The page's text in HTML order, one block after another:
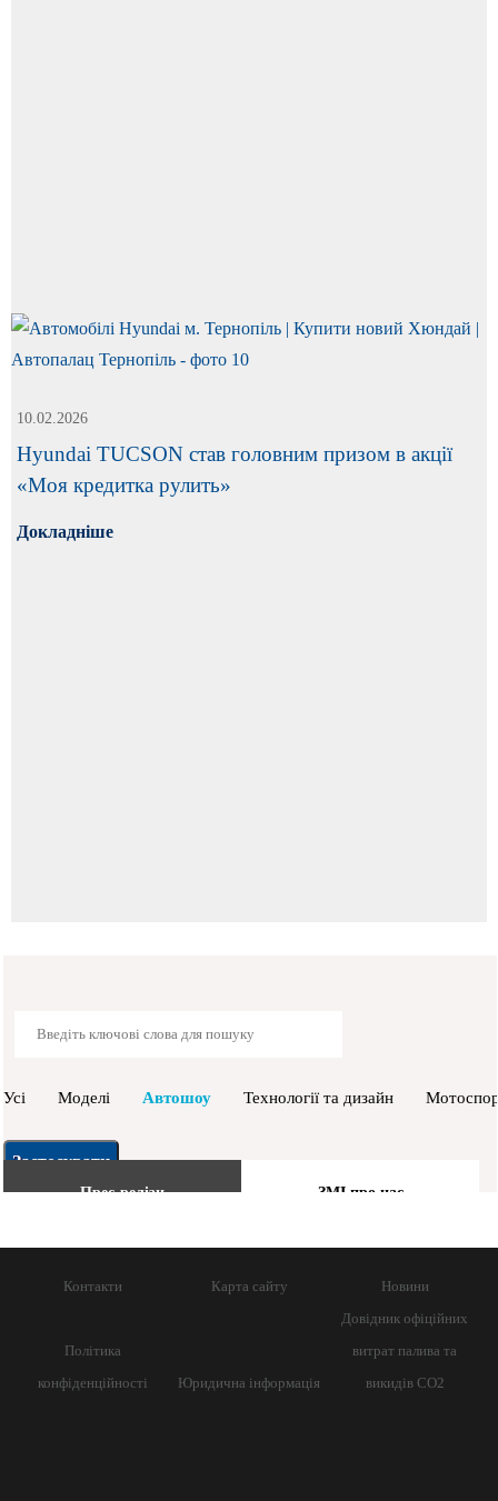
10.02.2026
Hyundai TUCSON став головним призом в акції
«Моя кредитка рулить»
Докладніше
Усі Моделі Автошоу Технології та дизайн
Прес-релізи ЗМІ про нас
Контакти Карта сайту Новини
Політика
конфіденційності
Юридична інформація
Довідник офіційних
витрат палива та
викидів СО2